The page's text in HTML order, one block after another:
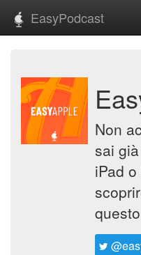
EasyPodcast
Non
sai
iPad